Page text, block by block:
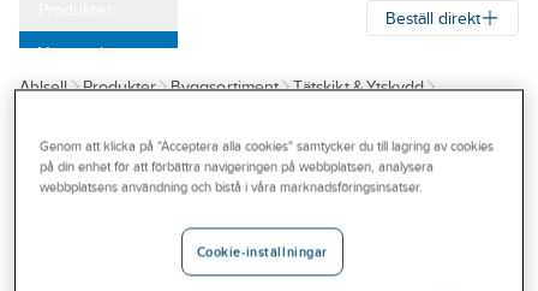
Varumärken
Kampanjer
Outlet
Branscher
Beställ direkt
Ahlsell Produkter Byggsortiment
Tätskikt & Ytskydd
ARDEX
Tätband
Ardex STB 15-
75
Genom att klicka på "Acceptera alla cookies" samtycker du till lagring av cookies
på din enhet för att förbättra navigeringen på webbplatsen, analysera
webbplatsens användning och bistå i våra marknadsföringsinsatser.
Cookie-inställningar